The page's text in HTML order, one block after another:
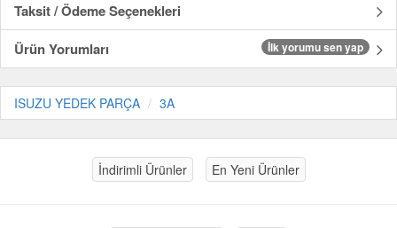
Taksit / Ödeme Seçenekleri
Ürün Yorumları
İlk yorumu sen yap
ISUZU YEDEK PARÇA 3A
İndirimli Ürünler En Yeni Ürünler